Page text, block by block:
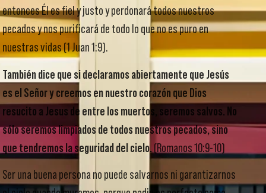
entonces Él es fiel y justo y perdonará todos nuestros
pecados y nos purificará de todo lo que no es puro en
nuestras vidas (1 Juan 1:9).
También dice que si declaramos abiertamente que Jesús
es el Señor y creemos en nuestro corazón que Dios
resucito a Jesus de entre los muertos, seremos salvos. No
sólo seremos limpiados de todos nuestros pecados, sino
que tendremos la seguridad del cielo.(Romanos 10:9-10)
Ser una buena persona no puede salvarnos ni garantizarnos